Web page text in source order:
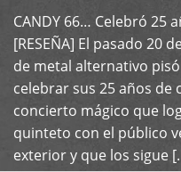
CANDY 66… Celebró 25
[RESEÑA] El pasado 20
de metal alternativo
celebrar sus 25 años de
concierto mágico que
quinteto con el público
exterior y que los sigue